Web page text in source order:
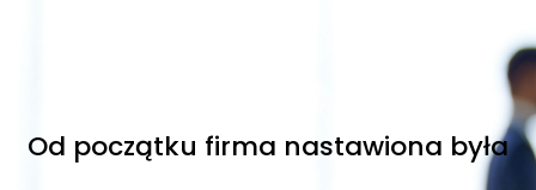
Od początku firma nastawiona była